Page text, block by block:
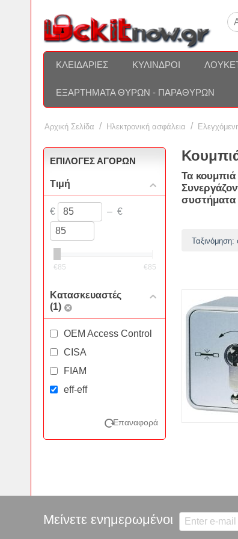
ΚΛΕΙΔΑΡΙΈΣ ΚΎΛΙΝΔΡΟΙ
ΕΞΑΡΤΉΜΑΤΑ ΘΥΡΏΝ - ΠΑΡΑΘΎΡΩΝ
Αρχική Σελίδα / Ηλεκτρονική ασφάλεια /
ΕΠΙΛΟΓΈΣ ΑΓΟΡΏΝ
Τιμή
€ – €
€ 85 € 85
Κατασκευαστές
(1)
OEM Access Control
CISA
FIAM
eff-eff
Επαναφορά
Τα κουμπιά
συστήματα
Ταξινόμηση:
Μείνετε ενημερωμένοι